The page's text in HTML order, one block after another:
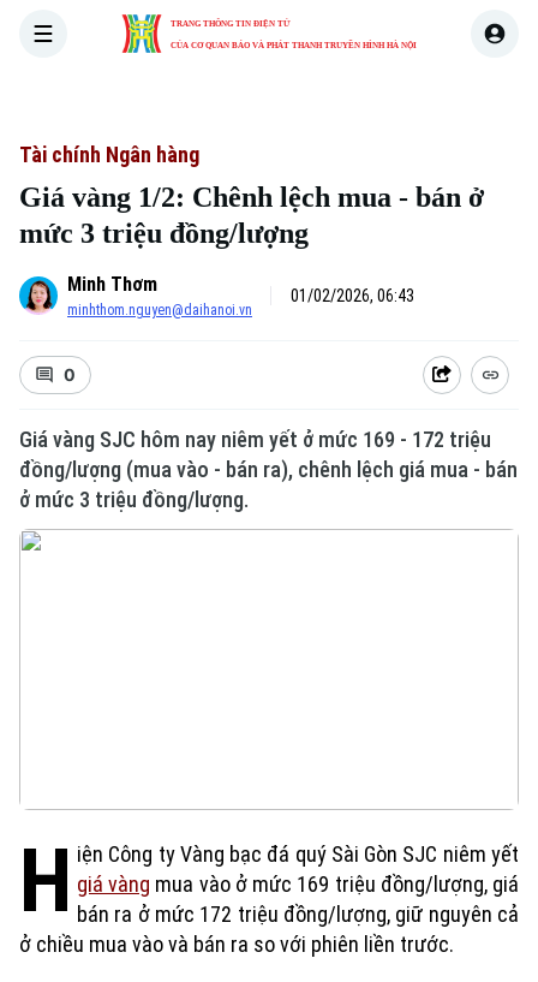
TRANG THÔNG TIN ĐIỆN TỬ
CỦA CƠ QUAN BÁO VÀ PHÁT THANH TRUYỀN HÌNH HÀ NỘI
Tài chính Ngân hàng
Giá vàng 1/2: Chênh lệch mua - bán ở
mức 3 triệu đồng/lượng
Minh Thơm
minhthom.nguyen@daihanoi.vn
01/02/2026, 06:43
0
Giá vàng SJC hôm nay niêm yết ở mức 169 - 172 triệu
đồng/lượng (mua vào - bán ra), chênh lệch giá mua - bán
ở mức 3 triệu đồng/lượng.
H iện Công ty Vàng bạc đá quý Sài Gòn SJC niêm yết
giá vàng mua vào ở mức 169 triệu đồng/lượng, giá
bán ra ở mức 172 triệu đồng/lượng, giữ nguyên cả
ở chiều mua vào và bán ra so với phiên liền trước.